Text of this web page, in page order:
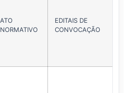
ATO
NORMATIVO
EDITAIS DE
CONVOCAÇÃO